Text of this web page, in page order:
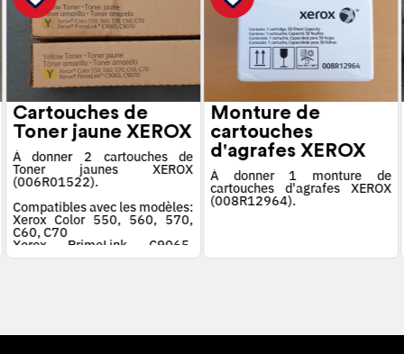
Cartouches de
Toner jaune XEROX
À donner 2 cartouches de
Toner jaunes XEROX
(006R01522).
Compatibles avec les modèles:
Xerox Color 550, 560, 570,
C60, C70
Xerox PrimeLink C9065,
C9070
Monture de
cartouches
d'agrafes XEROX
À donner 1 monture de
cartouches d'agrafes XEROX
(008R12964).